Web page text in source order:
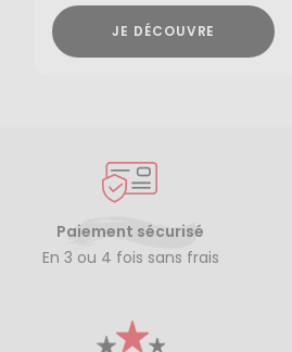
JE DÉCOUVRE
Paiement sécurisé
En 3 ou 4 fois sans frais